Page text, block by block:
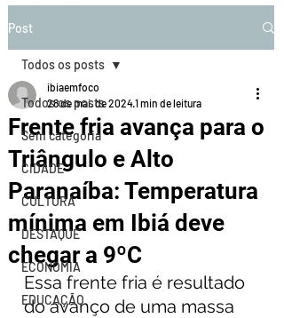
Post
Todos os posts
Sem categoria
CIDADE
CULTURA
DESTAQUE
ECONOMIA
EDUCAÇÃO
Todos os posts
Frente fria avança para o
Triângulo e Alto
Paranaíba: Temperatura
mínima em Ibiá deve
chegar a 9ºC
ibiaemfoco
28 de mai. de 20241 min de leitura
Essa frente fria é resultado
do avanço de uma massa